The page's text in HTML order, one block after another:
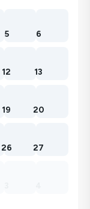
5 6
12 13
19 20
26 27